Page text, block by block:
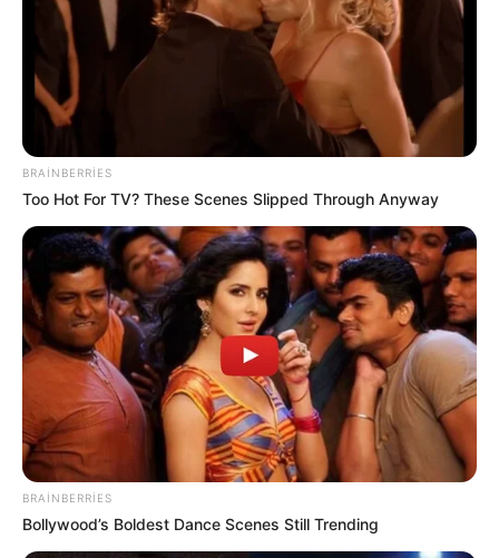
CƏMİYYƏT 3742 22.05.2026, 23:02
Məlum olduğu kimi,Azərbaycanda bir sıra şəxslərə
bələdiyyələr tərəfindən istifad üçün torpaqlar verilir.
BRAINBERRIES
Too Hot For TV? These Scenes Slipped Through Anyway
BRAINBERRIES
Bollywood’s Boldest Dance Scenes Still Trending